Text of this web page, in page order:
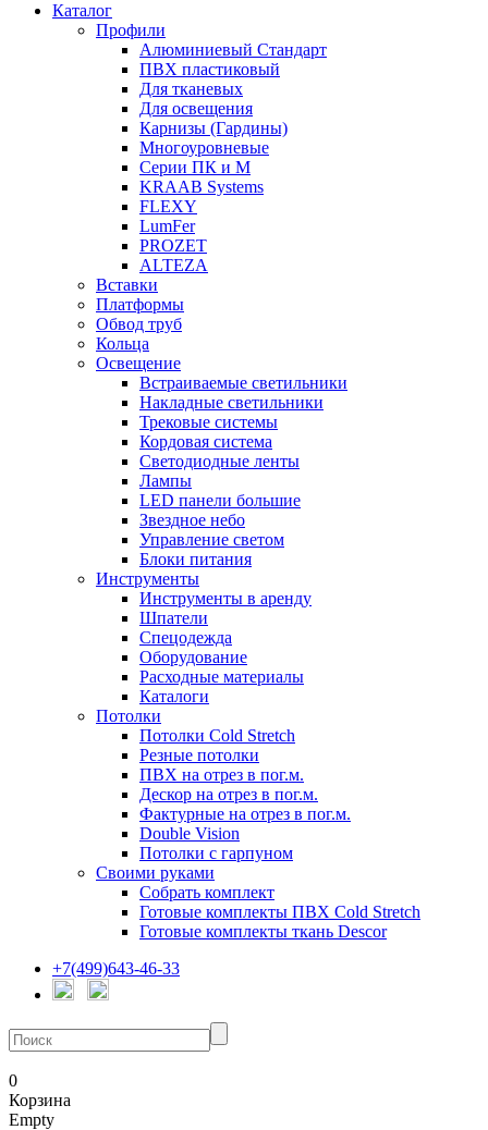
Каталог
Профили
Алюминиевый Стандарт
ПВХ пластиковый
Для тканевых
Для освещения
Карнизы (Гардины)
Многоуровневые
Серии ПК и М
KRAAB Systems
FLEXY
LumFer
PROZET
ALTEZA
Вставки
Платформы
Обвод труб
Кольца
Освещение
Встраиваемые светильники
Накладные светильники
Трековые системы
Кордовая система
Светодиодные ленты
Лампы
LED панели большие
Звездное небо
Управление светом
Блоки питания
Инструменты
Инструменты в аренду
Шпатели
Спецодежда
Оборудование
Расходные материалы
Каталоги
Потолки
Потолки Cold Stretch
Резные потолки
ПВХ на отрез в пог.м.
Дескор на отрез в пог.м.
Фактурные на отрез в пог.м.
Double Vision
Потолки с гарпуном
Своими руками
Собрать комплект
Готовые комплекты ПВХ Cold Stretch
Готовые комплекты ткань Descor
+7(499)643-46-33
0
Корзина
Empty